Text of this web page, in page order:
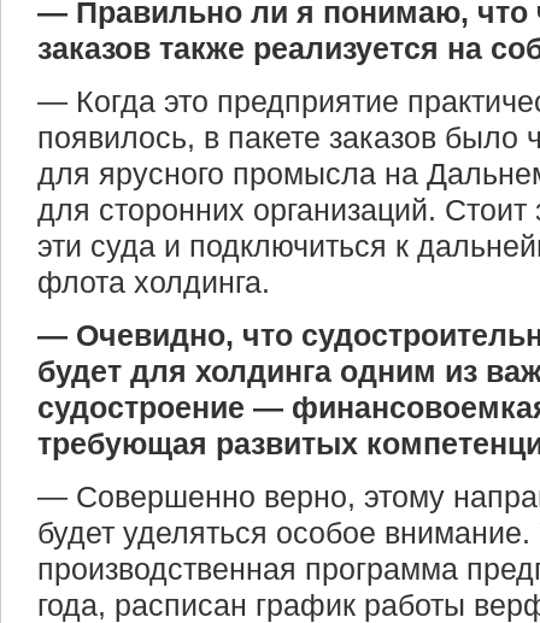
— Правильно ли я понимаю, что
заказов также реализуется на
— Когда это предприятие
появилось, в пакете заказов было
для ярусного промысла на
для сторонних организаций. Стоит
эти суда и подключиться к
флота холдинга.
— Очевидно, что
будет для холдинга одним из
судостроение —
требующая развитых
— Совершенно верно, этому
будет уделяться особое
производственная программа
года, расписан график работы